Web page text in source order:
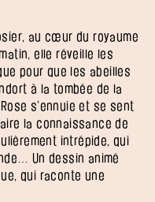
au cœur du royaume
elle réveille les
pour que les abeilles
à la tombée de la
s’ennuie et se sent
la connaissance de
intrépide, qui
Un dessin animé
qui raconte une